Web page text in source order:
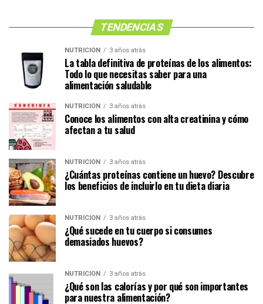
TENDENCIAS
NUTRICIÓN 3 años atrás
La tabla definitiva de proteínas de los alimentos:
Todo lo que necesitas saber para una
alimentación saludable
NUTRICIÓN 3 años atrás
Conoce los alimentos con alta creatinina y cómo
afectan a tu salud
NUTRICIÓN 3 años atrás
¿Cuántas proteínas contiene un huevo? Descubre
los beneficios de incluirlo en tu dieta diaria
NUTRICIÓN 3 años atrás
¿Qué sucede en tu cuerpo si consumes
demasiados huevos?
NUTRICIÓN 3 años atrás
¿Qué son las calorías y por qué son importantes
para nuestra alimentación?